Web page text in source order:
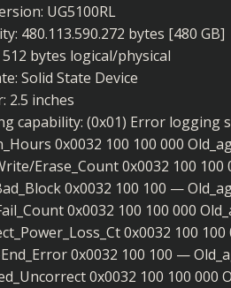
UG5100RL
480.113.590.272 bytes [480 GB]
512 bytes logical/physical
Solid State Device
2.5 inches
capability: (0x01) Error logging
0x0032 100 100 000
Erase_Count 0x0032 100 100
0x0032 100 100 —
0x0032 100 100 000
0x0032 100
0x0032 100 100 —
0x0032 100 100 000